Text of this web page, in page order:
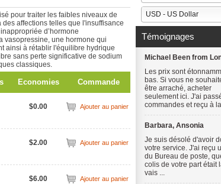
pour traiter les faibles niveaux de
affections telles que l'insuffisance
d’hormone
vasopressine, une hormone qui
ainsi à rétablir l'équilibre hydrique
sans perte significative de sodium
classiques.
Economies Commande
$0.00 Ajouter au panier
$2.00 Ajouter au panier
$6.00 Ajouter au panier
USD - US Dollar
Témoignages
Michael Been from
Les prix sont
bas. Si vous ne
être arraché, acheter
seulement ici. J'ai
commandes et reçu à
Barbara, Ansonia
Je suis désolé d'avoir
votre service. J'ai reçu
du Bureau de poste,
colis de votre part était
vais ...